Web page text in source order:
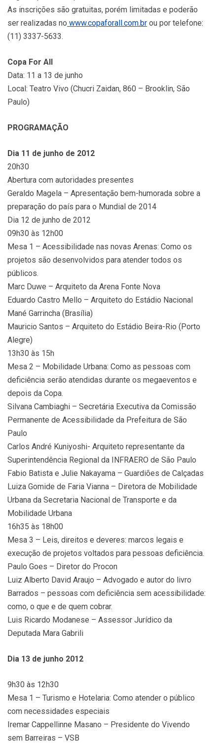
As inscrições são gratuitas, porém limitadas e poderão
ser realizadas no www.copaforall.com.br ou por telefone:
(11) 3337-5633.
Copa For All
Data: 11 a 13 de junho
Local: Teatro Vivo (Chucri Zaidan, 860 – Brooklin, São
Paulo)
PROGRAMAÇÃO
Dia 11 de junho de 2012
20h30
Abertura com autoridades presentes
Geraldo Magela – Apresentação bem-humorada sobre a
preparação do país para o Mundial de 2014
Dia 12 de junho de 2012
09h30 às 12h00
Mesa 1 – Acessibilidade nas novas Arenas: Como os
projetos são desenvolvidos para atender todos os
públicos.
Marc Duwe – Arquiteto da Arena Fonte Nova
Eduardo Castro Mello – Arquiteto do Estádio Nacional
Mané Garrincha (Brasília)
Mauricio Santos – Arquiteto do Estádio Beira-Rio (Porto
Alegre)
13h30 às 15h
Mesa 2 – Mobilidade Urbana: Como as pessoas com
deficiência serão atendidas durante os megaeventos e
depois da Copa.
Silvana Cambiaghi – Secretária Executiva da Comissão
Permanente de Acessibilidade da Prefeitura de São
Paulo
Carlos André Kuniyoshi- Arquiteto representante da
Superintendência Regional da INFRAERO de São Paulo
Fabio Batista e Julie Nakayama – Guardiões de Calçadas
Luiza Gomide de Faria Vianna – Diretora de Mobilidade
Urbana da Secretaria Nacional de Transporte e da
Mobilidade Urbana
16h35 às 18h00
Mesa 3 – Leis, direitos e deveres: marcos legais e
execução de projetos voltados para pessoas deficiência.
Paulo Goes – Diretor do Procon
Luiz Alberto David Araujo – Advogado e autor do livro
Barrados – pessoas com deficiência sem acessibilidade:
como, o que e de quem cobrar.
Luis Ricardo Modanese – Assessor Jurídico da
Deputada Mara Gabrili
Dia 13 de junho 2012
9h30 às 12h30
Mesa 1 – Turismo e Hotelaria: Como atender o público
com necessidades especiais
Iremar Cappellinne Masano – Presidente do Vivendo
sem Barreiras – VSB